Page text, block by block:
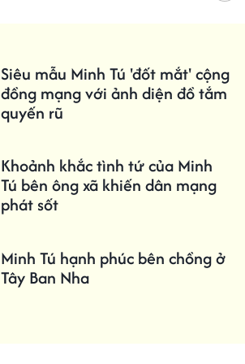
Siêu mẫu Minh Tú 'đốt mắt' cộng
đồng mạng với ảnh diện đồ tắm
quyến rũ
Khoảnh khắc tình tứ của Minh
Tú bên ông xã khiến dân mạng
phát sốt
Minh Tú hạnh phúc bên chồng ở
Tây Ban Nha